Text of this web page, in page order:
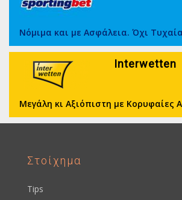
Νόμιμα και με Ασφάλεια. Όχι
Interwetten
Μεγάλη κι Αξιόπιστη με Κορυφαίες
Στοίχημα
Tips